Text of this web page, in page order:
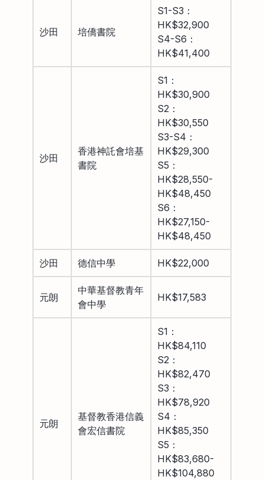
沙田 培僑書院
S1-S3：
HK$32,900
S4-S6：
HK$41,400
沙田
香港神託會培基
書院
S1：
HK$30,900
S2：
HK$30,550
S3-S4：
HK$29,300
S5：
HK$28,550-
HK$48,450
S6：
HK$27,150-
HK$48,450
沙田 德信中學 HK$22,000
元朗
中華基督教青年
會中學
HK$17,583
元朗
基督教香港信義
會宏信書院
S1：
HK$84,110
S2：
HK$82,470
S3：
HK$78,920
S4：
HK$85,350
S5：
HK$83,680-
HK$104,880